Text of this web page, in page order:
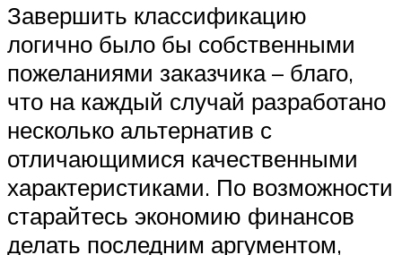
Завершить классификацию
логично было бы собственными
пожеланиями заказчика – благо,
что на каждый случай разработано
несколько альтернатив с
отличающимися качественными
характеристиками. По возможности
старайтесь экономию финансов
делать последним аргументом,